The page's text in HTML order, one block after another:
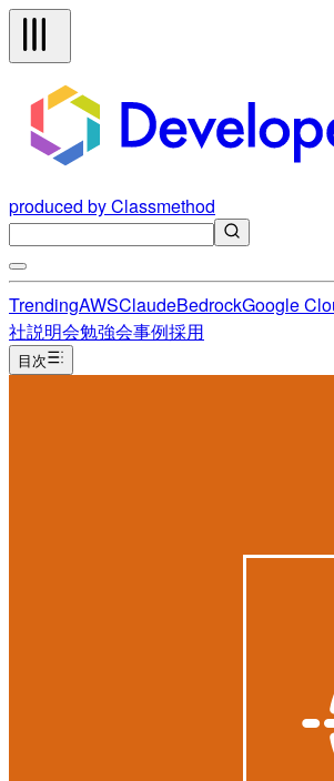
produced by Classmethod
TrendingAWSClaudeBedrockGoogle
社説明会勉強会事例採用
目次